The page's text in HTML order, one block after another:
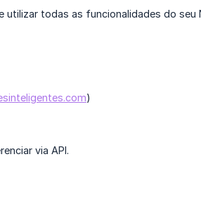
utilizar todas as funcionalidades do seu
)
via API.